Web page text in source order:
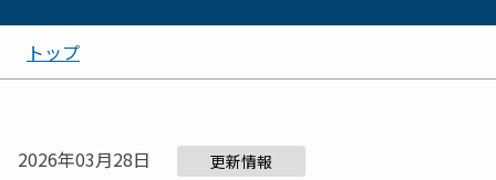
トップ
2026年03月28日 更新情報